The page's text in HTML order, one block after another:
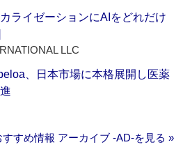
ライゼーションにAIをどれだけ
LLC
、日本市場に本格展開し医薬
すすめ情報 アーカイブ ‐AD‐を見る »